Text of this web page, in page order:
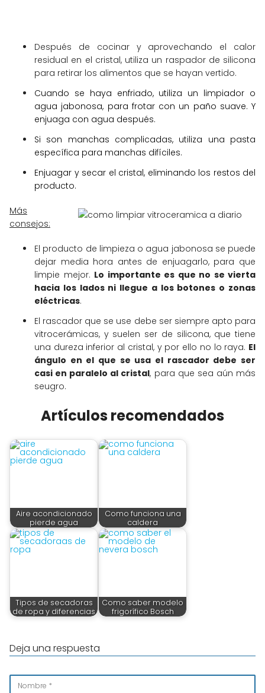
Después de cocinar y aprovechando el calor
residual en el cristal, utiliza un raspador de silicona
para retirar los alimentos que se hayan vertido.
Cuando se haya enfriado, utiliza un limpiador o
agua jabonosa, para frotar con un paño suave. Y
enjuaga con agua después.
Si son manchas complicadas, utiliza una pasta
específica para manchas difíciles.
Enjuagar y secar el cristal, eliminando los restos del
producto.
Más
consejos:
El producto de limpieza o agua jabonosa se puede
dejar media hora antes de enjuagarlo, para que
limpie mejor. Lo importante es que no se vierta
hacia los lados ni llegue a los botones o zonas
eléctricas.
El rascador que se use debe ser siempre apto para
vitrocerámicas, y suelen ser de silicona, que tiene
una dureza inferior al cristal, y por ello no lo raya. El
ángulo en el que se usa el rascador debe ser
casi en paralelo al cristal, para que sea aún más
seugro.
Artículos recomendados
Aire acondicionado
pierde agua
Como funciona una
caldera
Tipos de secadoras
de ropa y diferencias
Como saber modelo
frigorífico Bosch
Deja una respuesta